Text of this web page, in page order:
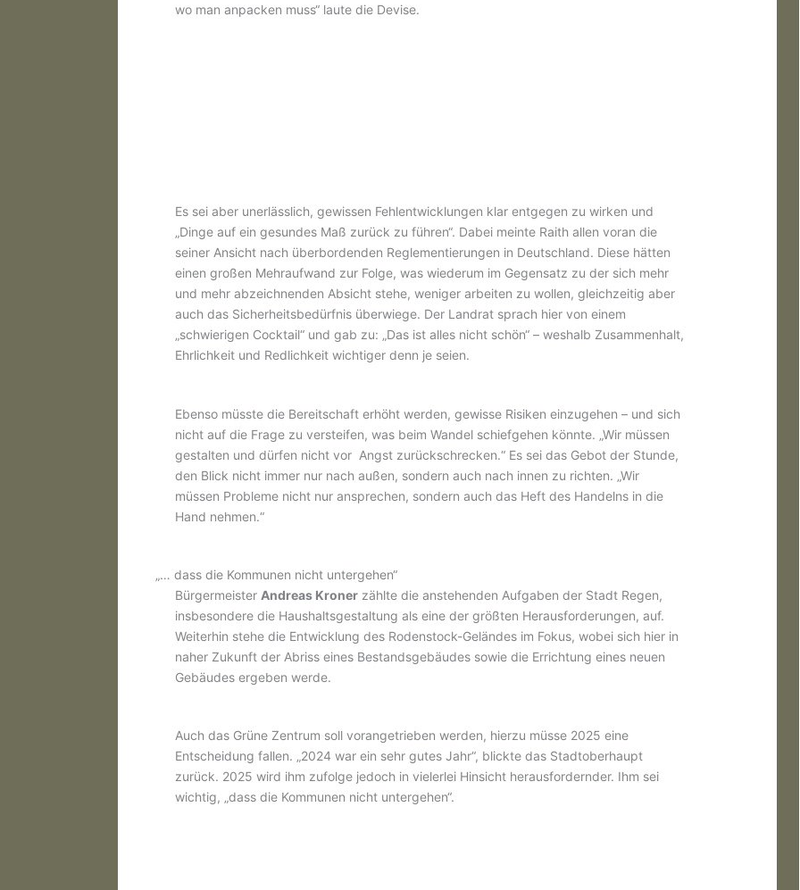
wo man anpacken muss“ laute die Devise.
Es sei aber unerlässlich, gewissen Fehlentwicklungen klar entgegen zu wirken und
„Dinge auf ein gesundes Maß zurück zu führen“. Dabei meinte Raith allen voran die
seiner Ansicht nach überbordenden Reglementierungen in Deutschland. Diese hätten
einen großen Mehraufwand zur Folge, was wiederum im Gegensatz zu der sich mehr
und mehr abzeichnenden Absicht stehe, weniger arbeiten zu wollen, gleichzeitig aber
auch das Sicherheitsbedürfnis überwiege. Der Landrat sprach hier von einem
„schwierigen Cocktail“ und gab zu: „Das ist alles nicht schön“ – weshalb Zusammenhalt,
Ehrlichkeit und Redlichkeit wichtiger denn je seien.
Ebenso müsste die Bereitschaft erhöht werden, gewisse Risiken einzugehen – und sich
nicht auf die Frage zu versteifen, was beim Wandel schiefgehen könnte. „Wir müssen
gestalten und dürfen nicht vor Angst zurückschrecken.“ Es sei das Gebot der Stunde,
den Blick nicht immer nur nach außen, sondern auch nach innen zu richten. „Wir
müssen Probleme nicht nur ansprechen, sondern auch das Heft des Handelns in die
Hand nehmen.“
„… dass die Kommunen nicht untergehen“
Bürgermeister Andreas Kroner zählte die anstehenden Aufgaben der Stadt Regen,
insbesondere die Haushaltsgestaltung als eine der größten Herausforderungen, auf.
Weiterhin stehe die Entwicklung des Rodenstock-Geländes im Fokus, wobei sich hier in
naher Zukunft der Abriss eines Bestandsgebäudes sowie die Errichtung eines neuen
Gebäudes ergeben werde.
Auch das Grüne Zentrum soll vorangetrieben werden, hierzu müsse 2025 eine
Entscheidung fallen. „2024 war ein sehr gutes Jahr“, blickte das Stadtoberhaupt
zurück. 2025 wird ihm zufolge jedoch in vielerlei Hinsicht herausfordernder. Ihm sei
wichtig, „dass die Kommunen nicht untergehen“.